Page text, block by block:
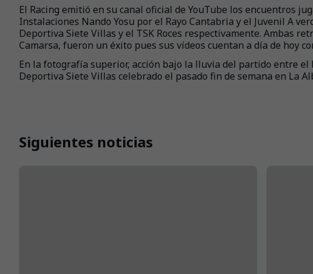
El Racing emitió en su canal oficial de YouTube los encuentros
Instalaciones Nando Yosu por el Rayo Cantabria y el Juvenil A
Deportiva Siete Villas y el TSK Roces respectivamente. Ambas
Camarsa, fueron un éxito pues sus vídeos cuentan a día de hoy
En la fotografía superior, acción bajo la lluvia del partido entre el
Deportiva Siete Villas celebrado el pasado fin de semana en La
Siguientes noticias